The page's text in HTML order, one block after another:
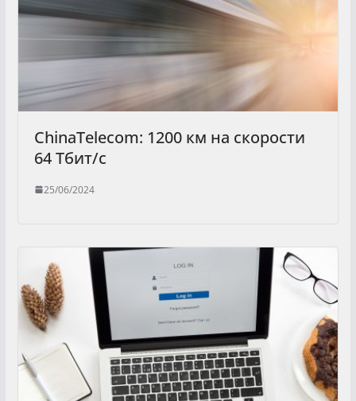
ChinaTelecom: 1200 км на скорости
64 Тбит/с
25/06/2024